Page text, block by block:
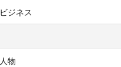
ビジネス
人物